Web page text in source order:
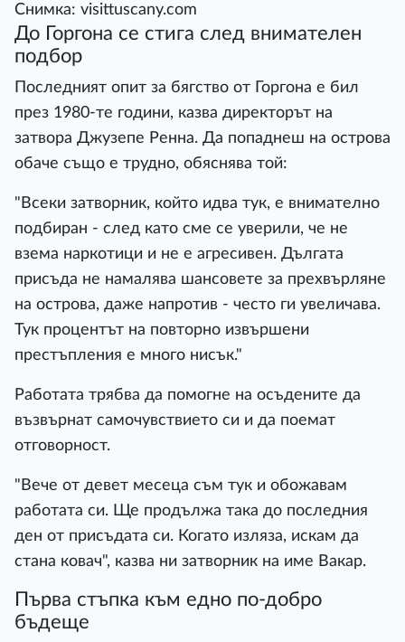
Снимка: visittuscany.com
До Горгона се стига след внимателен
подбор
Последният опит за бягство от Горгона е бил
през 1980-те години, казва директорът на
затвора Джузепе Ренна. Да попаднеш на острова
обаче също е трудно, обяснява той:
"Всеки затворник, който идва тук, е внимателно
подбиран - след като сме се уверили, че не
взема наркотици и не е агресивен. Дългата
присъда не намалява шансовете за прехвърляне
на острова, даже напротив - често ги увеличава.
Тук процентът на повторно извършени
престъпления е много нисък."
Работата трябва да помогне на осъдените да
възвърнат самочувствието си и да поемат
отговорност.
"Вече от девет месеца съм тук и обожавам
работата си. Ще продължа така до последния
ден от присъдата си. Когато изляза, искам да
стана ковач", казва ни затворник на име Вакар.
Първа стъпка към едно по-добро
бъдеще